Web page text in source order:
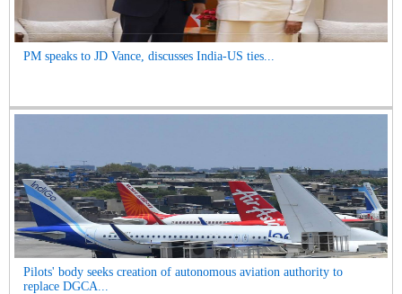
PM speaks to JD Vance, discusses India-US ties...
Pilots' body seeks creation of autonomous aviation authority to
replace DGCA...